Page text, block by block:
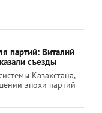
партий: Виталий
съезды
Казахстана,
эпохи партий